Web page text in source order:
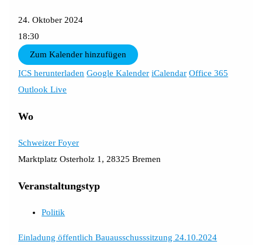
24. Oktober 2024
18:30
Zum Kalender hinzufügen
ICS herunterladen Google Kalender iCalendar Office 365
Outlook Live
Wo
Schweizer Foyer
Marktplatz Osterholz 1, 28325 Bremen
Veranstaltungstyp
Politik
Einladung öffentlich Bauausschusssitzung 24.10.2024